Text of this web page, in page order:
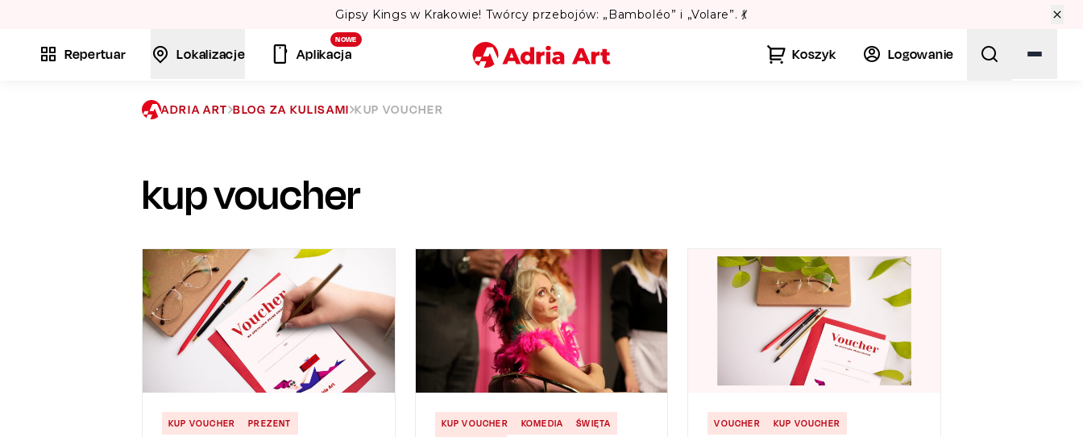
Lato w Warszawie? Sprawdź Teatralne Lato w Pałacu Kultury! 🏛️
Repertuar Lokalizacje
NOWE
Aplikacja Koszyk Logowanie
ADRIA ART BLOG ZA KULISAMI KUP VOUCHER
kup voucher
KUP VOUCHER PREZENT KUP VOUCHER KOMEDIA
ŚWIĘTA
VOUCHER KUP VOUCHER